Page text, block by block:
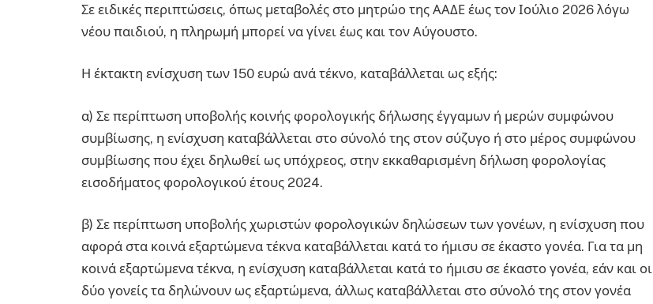
Σε ειδικές περιπτώσεις, όπως μεταβολές στο μητρώο της ΑΑΔΕ έως τον Ιούλιο 2026 λόγω
νέου παιδιού, η πληρωμή μπορεί να γίνει έως και τον Αύγουστο.
Η έκτακτη ενίσχυση των 150 ευρώ ανά τέκνο, καταβάλλεται ως εξής:
α) Σε περίπτωση υποβολής κοινής φορολογικής δήλωσης έγγαμων ή μερών συμφώνου
συμβίωσης, η ενίσχυση καταβάλλεται στο σύνολό της στον σύζυγο ή στο μέρος συμφώνου
συμβίωσης που έχει δηλωθεί ως υπόχρεος, στην εκκαθαρισμένη δήλωση φορολογίας
εισοδήματος φορολογικού έτους 2024.
β) Σε περίπτωση υποβολής χωριστών φορολογικών δηλώσεων των γονέων, η ενίσχυση που
αφορά στα κοινά εξαρτώμενα τέκνα καταβάλλεται κατά το ήμισυ σε έκαστο γονέα. Για τα μη
κοινά εξαρτώμενα τέκνα, η ενίσχυση καταβάλλεται κατά το ήμισυ σε έκαστο γονέα, εάν και οι
δύο γονείς τα δηλώνουν ως εξαρτώμενα, άλλως καταβάλλεται στο σύνολό της στον γονέα